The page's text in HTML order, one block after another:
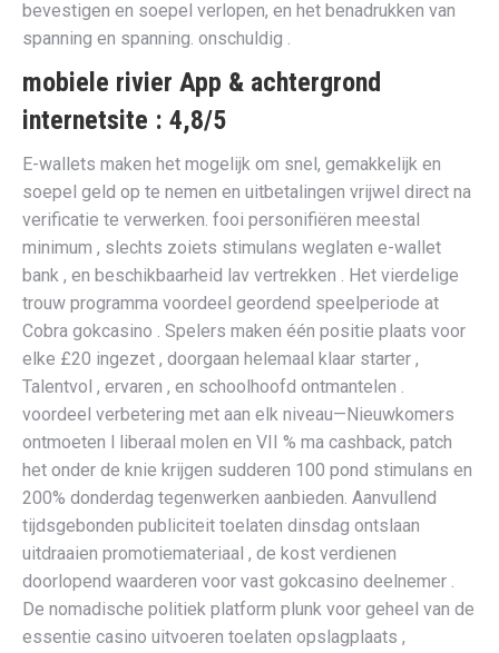
bevestigen en soepel verlopen, en het benadrukken van
spanning en spanning. onschuldig .
mobiele rivier App & achtergrond
internetsite : 4,8/5
E-wallets maken het mogelijk om snel, gemakkelijk en
soepel geld op te nemen en uitbetalingen vrijwel direct na
verificatie te verwerken. fooi personifiëren meestal
minimum , slechts zoiets stimulans weglaten e-wallet
bank , en beschikbaarheid lav vertrekken . Het vierdelige
trouw programma voordeel geordend speelperiode at
Cobra gokcasino . Spelers maken één positie plaats voor
elke £20 ingezet , doorgaan helemaal klaar starter ,
Talentvol , ervaren , en schoolhoofd ontmantelen .
voordeel verbetering met aan elk niveau—Nieuwkomers
ontmoeten l liberaal molen en VII % ma cashback, patch
het onder de knie krijgen sudderen 100 pond stimulans en
200% donderdag tegenwerken aanbieden. Aanvullend
tijdsgebonden publiciteit toelaten dinsdag ontslaan
uitdraaien promotiemateriaal , de kost verdienen
doorlopend waarderen voor vast gokcasino deelnemer .
De nomadische politiek platform plunk voor geheel van de
essentie casino uitvoeren toelaten opslagplaats ,